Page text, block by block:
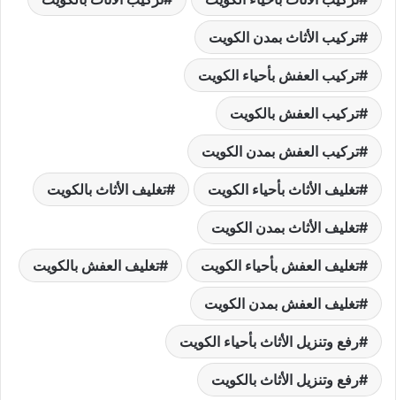
تركيب الأثاث بمدن الكويت
تركيب العفش بأحياء الكويت
تركيب العفش بالكويت
تركيب العفش بمدن الكويت
تغليف الأثاث بأحياء الكويت تغليف الأثاث بالكويت
تغليف الأثاث بمدن الكويت
تغليف العفش بأحياء الكويت تغليف العفش بالكويت
تغليف العفش بمدن الكويت
رفع وتنزيل الأثاث بأحياء الكويت
رفع وتنزيل الأثاث بالكويت